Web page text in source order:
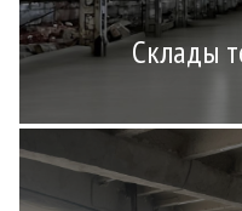
Склады